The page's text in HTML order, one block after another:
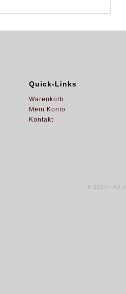
Quick-Links
Warenkorb
Mein Konto
Kontakt
© 2024 - All